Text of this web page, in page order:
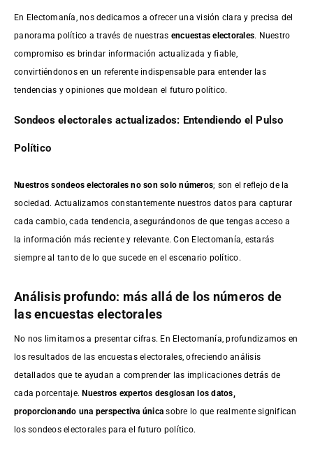
En Electomanía, nos dedicamos a ofrecer una visión clara y precisa del
panorama político a través de nuestras encuestas electorales. Nuestro
compromiso es brindar información actualizada y fiable,
convirtiéndonos en un referente indispensable para entender las
tendencias y opiniones que moldean el futuro político.
Sondeos electorales actualizados: Entendiendo el Pulso
Político
Nuestros sondeos electorales no son solo números; son el reflejo de la
sociedad. Actualizamos constantemente nuestros datos para capturar
cada cambio, cada tendencia, asegurándonos de que tengas acceso a
la información más reciente y relevante. Con Electomanía, estarás
siempre al tanto de lo que sucede en el escenario político.
Análisis profundo: más allá de los números de
las encuestas electorales
No nos limitamos a presentar cifras. En Electomanía, profundizamos en
los resultados de las encuestas electorales, ofreciendo análisis
detallados que te ayudan a comprender las implicaciones detrás de
cada porcentaje.Nuestros expertos desglosan los datos,
proporcionando una perspectiva única sobre lo que realmente significan
los sondeos electorales para el futuro político.